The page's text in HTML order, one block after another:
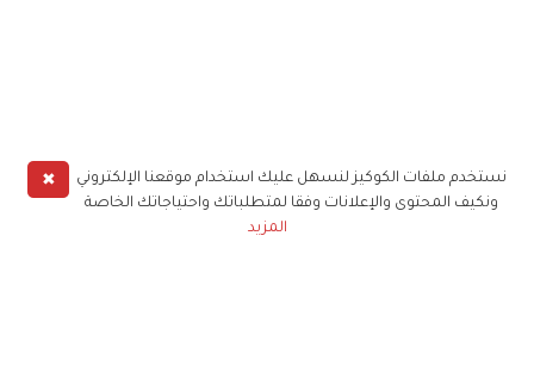
✖
نستخدم ملفات الكوكيز لنسهل عليك استخدام موقعنا الإلكتروني
ونكيف المحتوى والإعلانات وفقا لمتطلباتك واحتياجاتك الخاصة
المزيد